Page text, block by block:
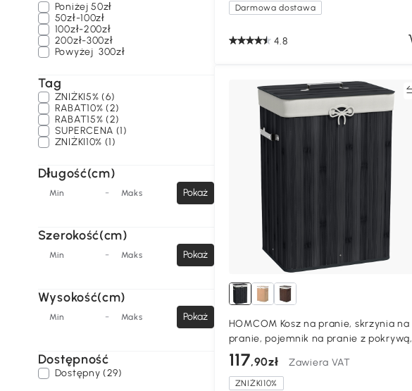
Poniżej50zł
50zł-100zł
100zł-200zł
200zł-300zł
Powyżej300zł
Tag
ZNIŻKI5% (6)
RABAT10% (2)
RABAT15% (2)
SUPERCENA (1)
ZNIŻKI10% (1)
Długość(cm)
Min - Maks Pokaż
Szerokość(cm)
Min - Maks Pokaż
Wysokość(cm)
Min - Maks Pokaż
Dostępność
Dostępny (29)
Darmowa dostawa
4.8
Porównywać
HOMCOM Kosz na pranie, skrzynia na
pranie, pojemnik na pranie z pokrywą,
worek z płótna, bambus, składany, 72 l,
czarny 40 x 30 x 60 cm
117,90zł Zawiera VAT
ZNIŻKI10%